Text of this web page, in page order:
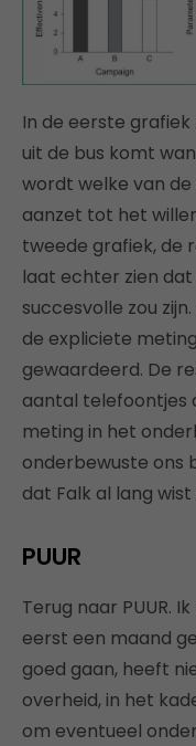
In de eerste
uit de bus komt
wordt welke van
aanzet tot het
tweede grafiek, de
laat echter zien
succesvolle zou
de expliciete
gewaardeerd. De
aantal telefoontjes
meting in het
onderbewuste ons
dat Falk al lang
PUUR
Terug naar PUUR.
eerst een maand
goed gaan, heeft
overheid, in het
om eventueel